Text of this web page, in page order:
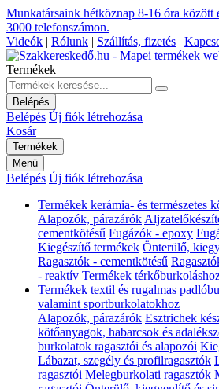
Munkatársaink hétköznap 8-16 óra között
3000 telefonszámon.
Videók | Rólunk | Szállítás, fizetés |
Termékek
Belépés
Belépés Új fiók létrehozása
Kosár
Termékek
Menü
Belépés Új fiók létrehozása
Termékek kerámia- és természetes
Alapozók, párazárók
cementkötésű Fugázók - epoxy
Kiegészítő termékek Önterülő,
Ragasztók - cementkötésű
- reaktív Termékek
Termékek textil és rugalmas
valamint sportburkolatokhoz
Alapozók, párazárók Esztrichek
kötőanyagok, habarcsok és
burkolatok ragasztói és alapozói
Lábazat, szegély és profilragasztók
ragasztói Melegburkolati ragasztók